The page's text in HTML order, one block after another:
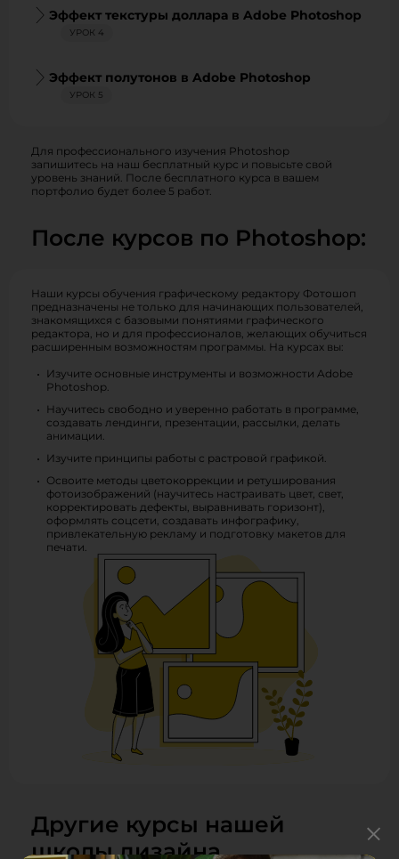
Эффект текстуры доллара в Adobe Photoshop
УРОК 4
Эффект полутонов в Adobe Photoshop
УРОК 5
Для профессионального изучения Photoshop
запишитесь на наш бесплатный курс и повысьте свой
уровень знаний. После бесплатного курса в вашем
портфолио будет более 5 работ.
После курсов по Photoshop:
Наши курсы обучения графическому редактору Фотошоп
предназначены не только для начинающих пользователей,
знакомящихся с базовыми понятиями графического
редактора, но и для профессионалов, желающих обучиться
расширенным возможностям программы. На курсах вы:
Изучите основные инструменты и возможности Adobe
Photoshop.
Научитесь свободно и уверенно работать в программе,
создавать лендинги, презентации, рассылки, делать
анимации.
Изучите принципы работы с растровой графикой.
Освоите методы цветокоррекции и ретуширования
фотоизображений (научитесь настраивать цвет, свет,
корректировать дефекты, выравнивать горизонт),
оформлять соцсети, создавать инфографику,
привлекательную рекламу и подготовку макетов для
печати.
Другие курсы нашей
школы дизайна